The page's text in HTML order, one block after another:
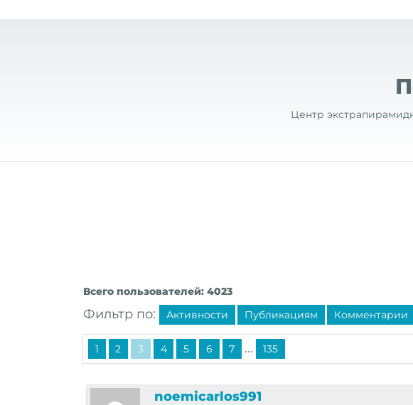
Центр
Всего пользователей: 4023
Фильтр по: Активности Публикациям Комментарии
1 2 3 4 5 6 7 ... 135
noemicarlos991